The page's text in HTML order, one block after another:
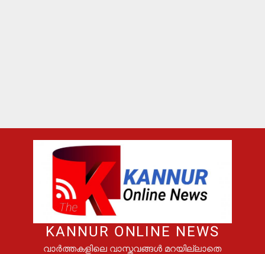
KANNUR ONLINE NEWS
വാർത്തകളിലെ വാസ്തവങ്ങൾ മറയില്ലാതെ